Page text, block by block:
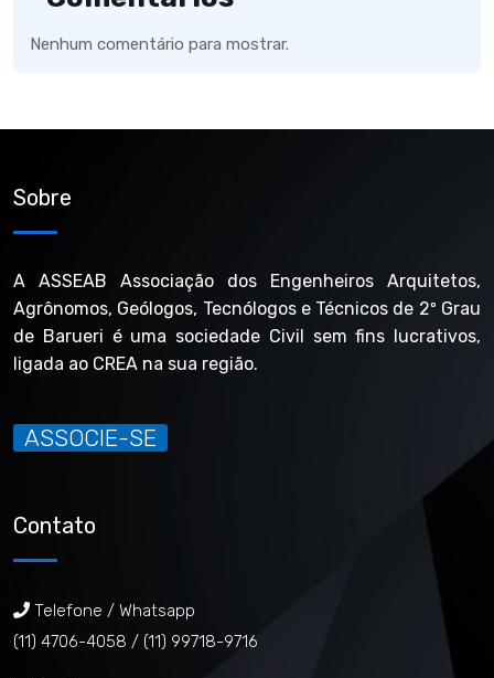
Nenhum comentário para mostrar.
Sobre
A ASSEAB Associação dos Engenheiros Arquitetos,
Agrônomos, Geólogos, Tecnólogos e Técnicos de 2º Grau
de Barueri é uma sociedade Civil sem fins lucrativos,
ligada ao CREA na sua região.
ASSOCIE-SE
Contato
Telefone / Whatsapp
(11) 4706-4058 / (11) 99718-9716